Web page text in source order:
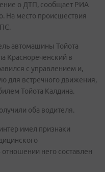
о ДТП, сообщает РИА
На место происшествия
автомашины Тойота
Краснореченский в
с управлением и,
для встречного движения,
Тойота Калдина.
оба водителя.
имел признаки
отношении него составлен